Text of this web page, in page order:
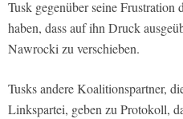
Tusk gegenüber seine
haben, dass auf ihn Druck
Nawrocki zu verschieben.
Tusks andere Koalitionspartner,
Linkspartei, geben zu Protokoll,